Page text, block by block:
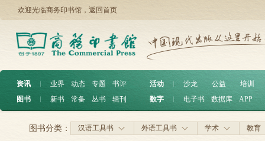
欢迎光临商务印书馆， 返回首页
资讯 ︱ 业界 动态 专题
书评
图书
︱ 新书 常备 丛书 辑刊
活动 沙龙 公益
培训
数字
电子书 数据库 APP
汉语工具书 外语工具书 学术 教育
图书分类：